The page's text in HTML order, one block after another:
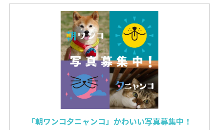
「朝ワンコ夕ニャンコ」かわいい写真募集中！